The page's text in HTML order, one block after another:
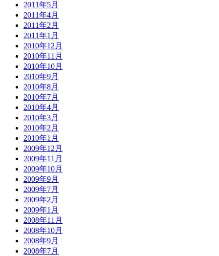
2011年5月
2011年4月
2011年2月
2011年1月
2010年12月
2010年11月
2010年10月
2010年9月
2010年8月
2010年7月
2010年4月
2010年3月
2010年2月
2010年1月
2009年12月
2009年11月
2009年10月
2009年9月
2009年7月
2009年2月
2009年1月
2008年11月
2008年10月
2008年9月
2008年7月